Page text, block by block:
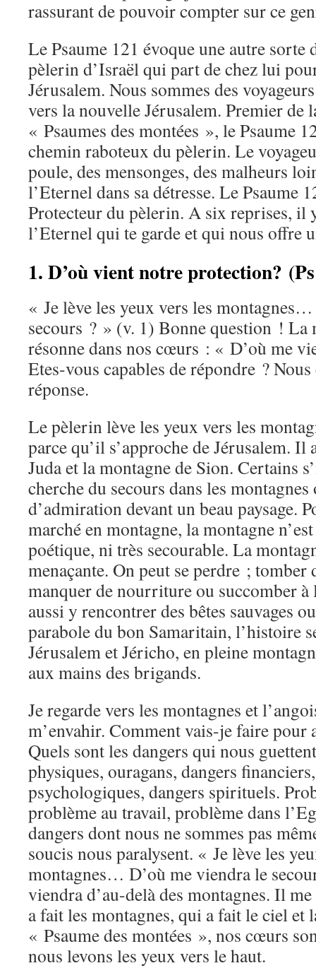
rassurant de pouvoir compter sur ce
Le Psaume 121 évoque une autre sorte
pèlerin d’Israël qui part de chez lui
Jérusalem. Nous sommes des
vers la nouvelle Jérusalem. Premier de
« Psaumes des montées », le Psaume
chemin raboteux du pèlerin. Le
poule, des mensonges, des malheurs
l’Eternel dans sa détresse. Le Psaume
Protecteur du pèlerin. A six reprises, il
l’Eternel qui te garde et qui nous offre
1. D’où vient notre protection?
« Je lève les yeux vers les
secours ? » (v. 1) Bonne question ! La
résonne dans nos cœurs : « D’où me
Etes-vous capables de répondre ?
réponse.
Le pèlerin lève les yeux vers les
parce qu’il s’approche de Jérusalem.
Juda et la montagne de Sion. Certains
cherche du secours dans les
d’admiration devant un beau paysage.
marché en montagne, la montagne
poétique, ni très secourable. La
menaçante. On peut se perdre ;
manquer de nourriture ou succomber
aussi y rencontrer des bêtes sauvages
parabole du bon Samaritain, l’histoire
Jérusalem et Jéricho, en pleine
aux mains des brigands.
Je regarde vers les montagnes et
m’envahir. Comment vais-je faire pour
Quels sont les dangers qui nous
physiques, ouragans, dangers
psychologiques, dangers spirituels.
problème au travail, problème dans
dangers dont nous ne sommes pas
soucis nous paralysent. « Je lève les
montagnes… D’où me viendra le
viendra d’au-delà des montagnes. Il
a fait les montagnes, qui a fait le ciel et
« Psaume des montées », nos cœurs
nous levons les yeux vers le haut.